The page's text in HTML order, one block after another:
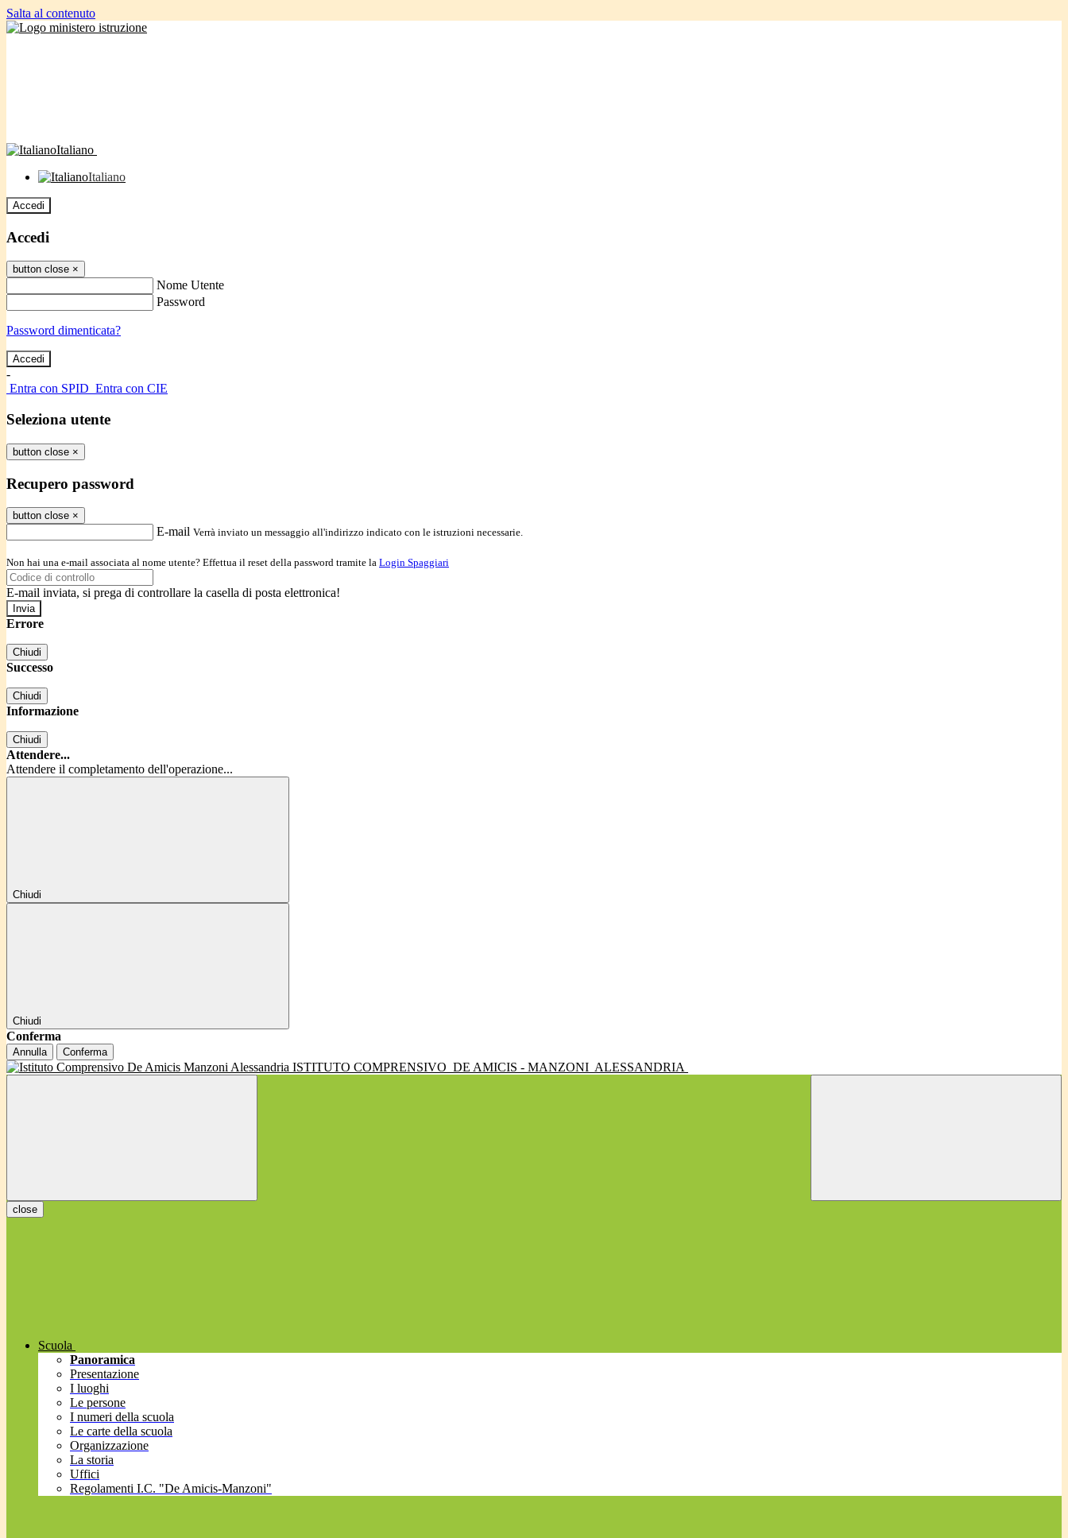
Salta al contenuto
Italiano
Italiano
Accedi
Accedi
button close ×
Nome Utente
Password
Password dimenticata?
-
Entra con SPID Entra con CIE
Seleziona utente
button close ×
Recupero password
button close ×
E-mail Verrà inviato un messaggio all'indirizzo indicato con le istruzioni necessarie.
Non hai una e-mail associata al nome utente? Effettua il reset della password tramite la Login Spaggiari
E-mail inviata, si prega di controllare la casella di posta elettronica!
Errore
Chiudi
Successo
Chiudi
Informazione
Chiudi
Attendere...
Attendere il completamento dell'operazione...
Chiudi
Chiudi
Conferma
Annulla Conferma
ISTITUTO COMPRENSIVO DE AMICIS - MANZONI ALESSANDRIA
close
Scuola
Panoramica
Presentazione
I luoghi
Le persone
I numeri della scuola
Le carte della scuola
Organizzazione
La storia
Uffici
Regolamenti I.C. "De Amicis-Manzoni"